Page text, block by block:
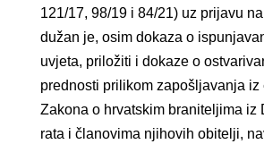
121/17, 98/19 i 84/21) uz prijavu
dužan je, osim dokaza o
uvjeta, priložiti i dokaze o
prednosti prilikom zapošljavanja iz
Zakona o hrvatskim braniteljima iz
rata i članovima njihovih obitelji,